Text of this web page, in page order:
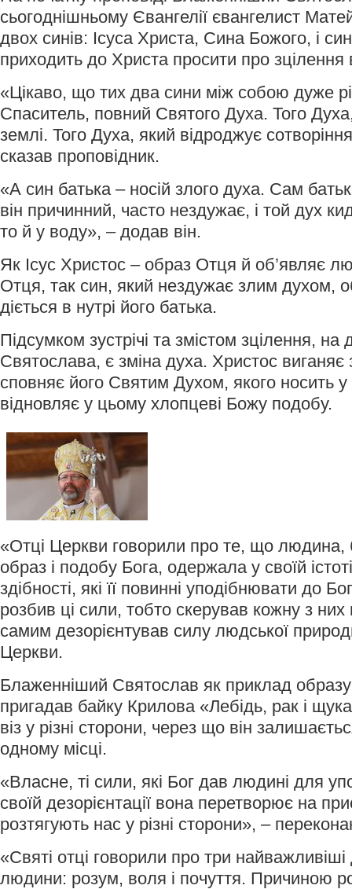
сьогоднішньому Євангелії євангелист
двох синів: Ісуса Христа, Сина Божого, і
приходить до Христа просити про зцілення
«Цікаво, що тих два сини між собою дуже
Спаситель, повний Святого Духа. Того
землі. Того Духа, який відроджує
сказав проповідник.
«А син батька – носій злого духа. Сам
він причинний, часто нездужає, і той дух
то й у воду», – додав він.
Як Ісус Христос – образ Отця й об’являє
Отця, так син, який нездужає злим духом,
діється в нутрі його батька.
Підсумком зустрічі та змістом зцілення,
Святослава, є зміна духа. Христос виганяє
сповняє його Святим Духом, якого носить
відновляє у цьому хлопцеві Божу подобу.
«Отці Церкви говорили про те, що людина,
образ і подобу Бога, одержала у своїй
здібності, які її повинні уподібнювати до
розбив ці сили, тобто скерував кожну з
самим дезорієнтував силу людської
Церкви.
Блаженніший Святослав як приклад образу
пригадав байку Крилова «Лебідь, рак і
віз у різні сторони, через що він
одному місці.
«Власне, ті сили, які Бог дав людині для
своїй дезорієнтації вона перетворює на
розтягують нас у різні сторони», –
«Святі отці говорили про три
людини: розум, воля і почуття. Причиною